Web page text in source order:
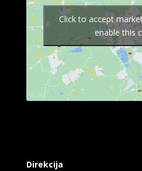
Click to accept
enable this
Direkcija